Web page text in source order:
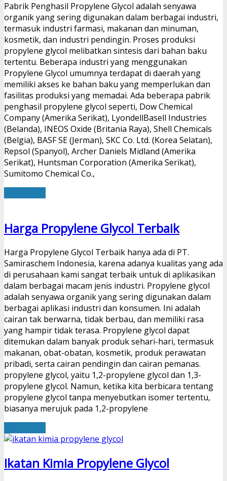
Pabrik Penghasil Propylene Glycol adalah senyawa
organik yang sering digunakan dalam berbagai industri,
termasuk industri farmasi, makanan dan minuman,
kosmetik, dan industri pendingin. Proses produksi
propylene glycol melibatkan sintesis dari bahan baku
tertentu. Beberapa industri yang menggunakan
Propylene Glycol umumnya terdapat di daerah yang
memiliki akses ke bahan baku yang memperlukan dan
fasilitas produksi yang memadai. Ada beberapa pabrik
penghasil propylene glycol seperti, Dow Chemical
Company (Amerika Serikat), LyondellBasell Industries
(Belanda), INEOS Oxide (Britania Raya), Shell Chemicals
(Belgia), BASF SE (Jerman), SKC Co. Ltd. (Korea Selatan),
Repsol (Spanyol), Archer Daniels Midland (Amerika
Serikat), Huntsman Corporation (Amerika Serikat),
Sumitomo Chemical Co.,
Harga Propylene Glycol Terbaik
Harga Propylene Glycol Terbaik hanya ada di PT.
Samiraschem Indonesia, karena adanya kualitas yang ada
di perusahaan kami sangat terbaik untuk di aplikasikan
dalam berbagai macam jenis industri. Propylene glycol
adalah senyawa organik yang sering digunakan dalam
berbagai aplikasi industri dan konsumen. Ini adalah
cairan tak berwarna, tidak berbau, dan memiliki rasa
yang hampir tidak terasa. Propylene glycol dapat
ditemukan dalam banyak produk sehari-hari, termasuk
makanan, obat-obatan, kosmetik, produk perawatan
pribadi, serta cairan pendingin dan cairan pemanas.
propylene glycol, yaitu 1,2-propylene glycol dan 1,3-
propylene glycol. Namun, ketika kita berbicara tentang
propylene glycol tanpa menyebutkan isomer tertentu,
biasanya merujuk pada 1,2-propylene
Ikatan Kimia Propylene Glycol